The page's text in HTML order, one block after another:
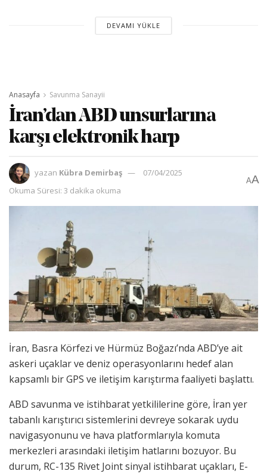
DEVAMI YÜKLE
Anasayfa Savunma Sanayii
İran’dan ABD unsurlarına
karşı elektronik harp
yazan Kübra Demirbaş
07/04/2025
Okuma Süresi: 3 dakika okuma
AA
İran, Basra Körfezi ve Hürmüz Boğazı’nda ABD’ye ait
askeri uçaklar ve deniz operasyonlarını hedef alan
kapsamlı bir GPS ve iletişim karıştırma faaliyeti başlattı.
ABD savunma ve istihbarat yetkililerine göre, İran yer
tabanlı karıştırıcı sistemlerini devreye sokarak uydu
navigasyonunu ve hava platformlarıyla komuta
merkezleri arasındaki iletişim hatlarını bozuyor. Bu
durum, RC-135 Rivet Joint sinyal istihbarat uçakları, E-